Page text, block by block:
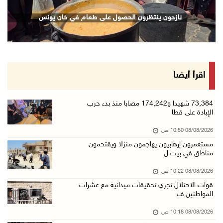
ارتفاع أسعار النفط
08/آب/2026 08:23 ص
أبرز عناوين الصحف الفلسطينية
حالة الطقس: ارتفاع طفيف وموجة حر شديدة اعتبار ...
تواصل انتهاكات الاحتلال والمستعمرين: إصابات و ...
08/آب/2026 12:01 ص
قوات الاحتلال تقتحم بيت فجار جنوب بيت لحم
07/آب/2026 11:49 م
قوات الاحتلال تقتحم بيت لحم
07/آب/2026 10:40 م
نازحون ينتظرون الحصول على طعام في خان يونس
اقرأ أيضا
73,384 شهيدا و174,242 مصابا منذ بدء حرب
الإبادة على قطا
08/08/2026 10:50 ص
مستعمرون إرهابيون يهاجمون منزلا ويقتحمون
مناطق في بيت ل
08/08/2026 10:22 ص
قوات الاحتلال تجري تحقيقات ميدانية مع عشرات
المواطنين ف
08/08/2026 10:18 ص